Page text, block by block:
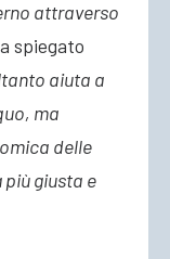
attraverso
spiegato
aiuta a
ma
delle
giusta e